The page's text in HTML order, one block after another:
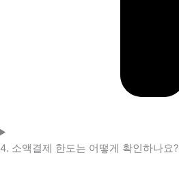
4. 소액결제 한도는 어떻게 확인하나요?